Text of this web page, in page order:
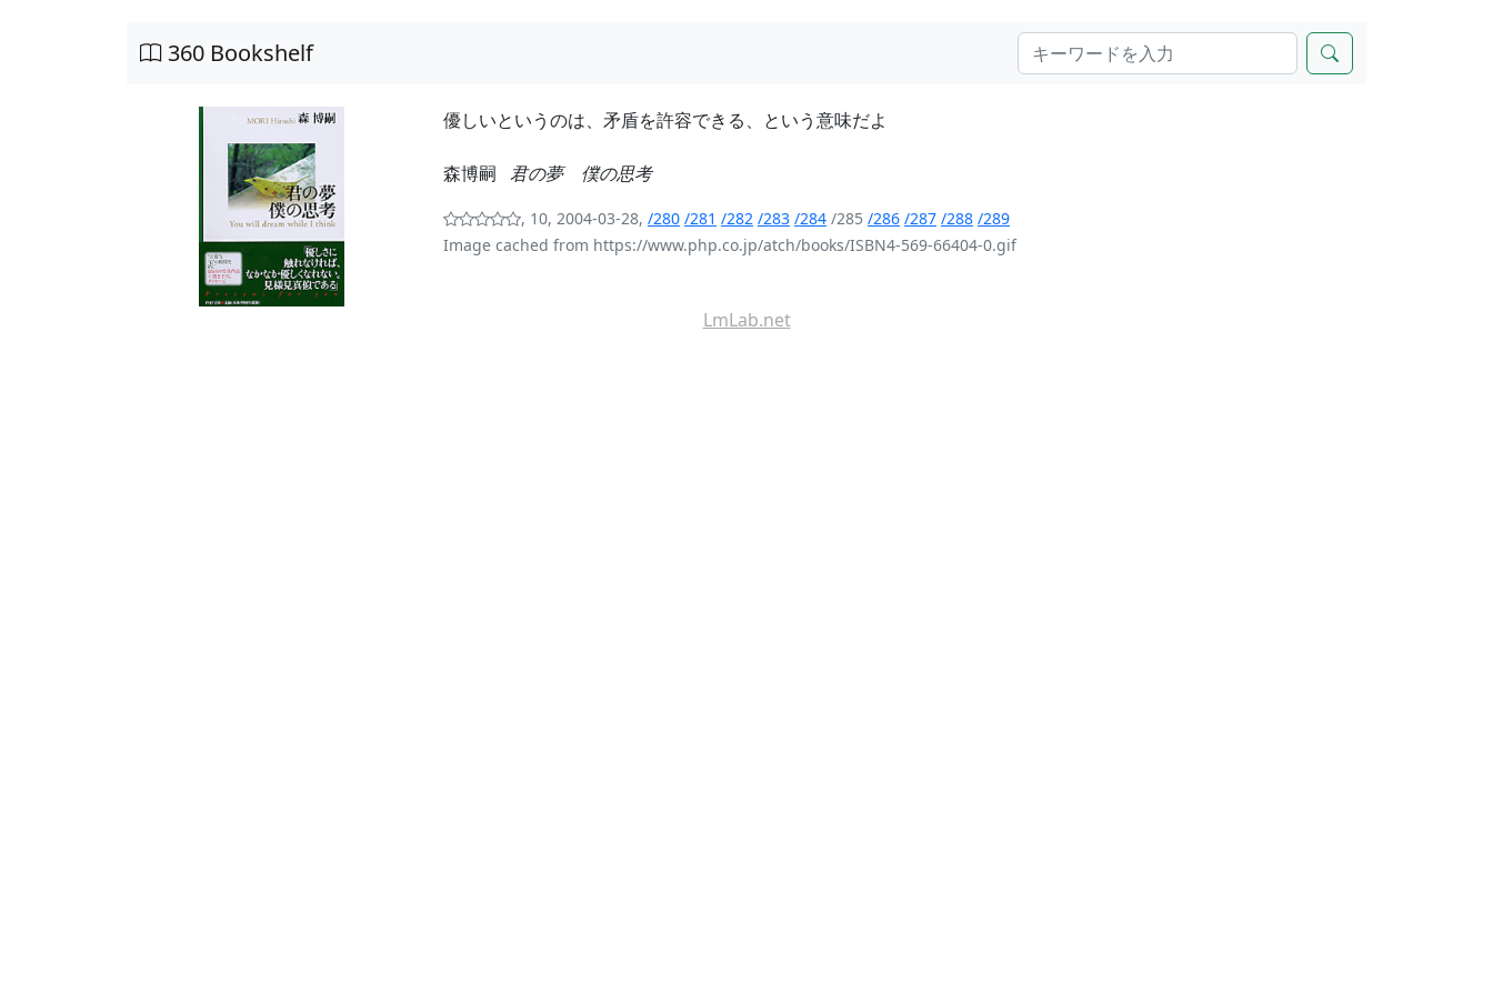
360 Bookshelf
優しいというのは、矛盾を許容できる、という意味だよ
森博嗣 君の夢 僕の思考
, 10, 2004-03-28, /280 /281 /282 /283 /284 /285 /286 /287 /288 /289
Image cached from https://www.php.co.jp/atch/books/ISBN4-569-66404-0.gif
LmLab.net